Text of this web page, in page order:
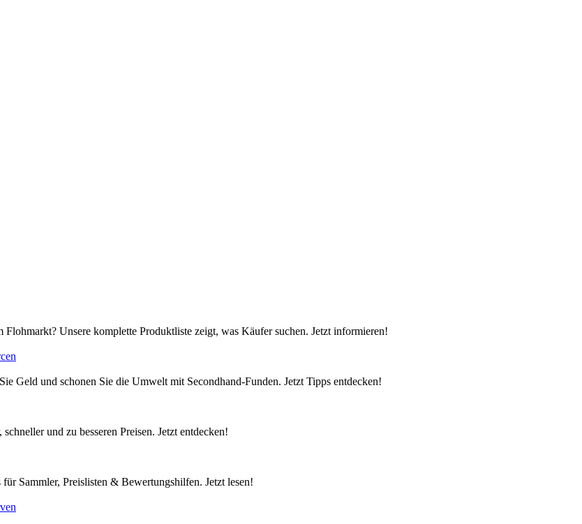
Unsere komplette Produktliste zeigt, was Käufer suchen. Jetzt informieren!
Geld und schonen Sie die Umwelt mit Secondhand-Funden. Jetzt Tipps entdecken!
und zu besseren Preisen. Jetzt entdecken!
Sammler, Preislisten & Bewertungshilfen. Jetzt lesen!